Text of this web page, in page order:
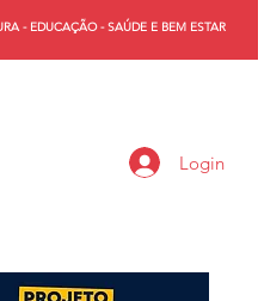
- EDUCAÇÃO - SAÚDE E BEM ESTAR
Login